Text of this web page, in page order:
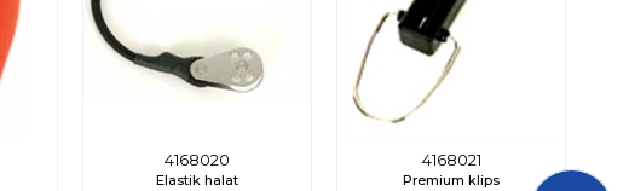
4168020
Elastik halat
4168021
Premium klips